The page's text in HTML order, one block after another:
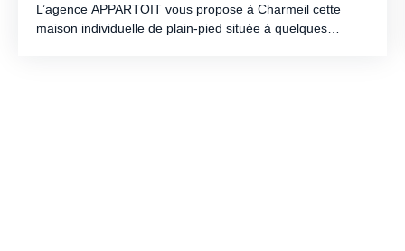
L’agence APPARTOIT vous propose à Charmeil cette
maison individuelle de plain-pied située à quelques